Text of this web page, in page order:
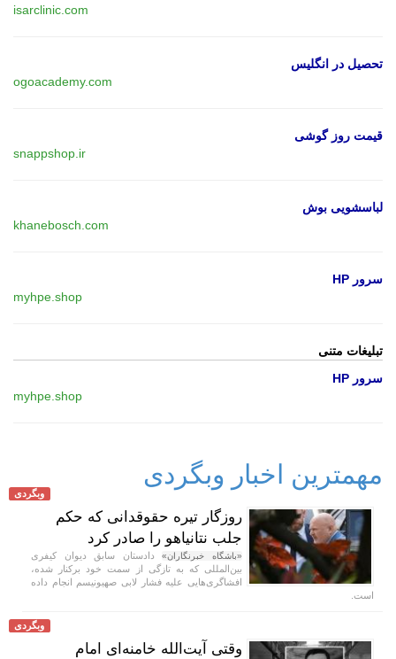
isarclinic.com
تحصیل در انگلیس
ogoacademy.com
قیمت روز گوشی
snappshop.ir
لباسشویی بوش
khanebosch.com
سرور HP
myhpe.shop
تبلیغات متنی
سرور HP
myhpe.shop
مهمترین اخبار وبگردی
وبگردی
روزگار تیره حقوقدانی که حکم
جلب نتانیاهو را صادر کرد
«باشگاه خبرنگاران»دادستان سابق دیوان کیفری
بین‌المللی که به تازگی از سمت خود برکنار شده،
افشاگری‌هایی علیه فشار لابی صهیونیسم انجام داده
است.
وبگردی
وقتی آیت‌الله خامنه‌ای امام